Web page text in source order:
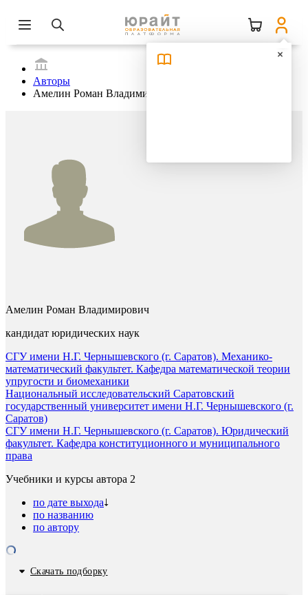
Авторы
Амелин Роман Владимирович
Амелин Роман Владимирович
кандидат юридических наук
СГУ имени Н.Г. Чернышевского (г. Саратов). Механико-
математический факультет. Кафедра математической теории
упругости и биомеханики
Национальный исследовательский Саратовский
государственный университет имени Н.Г. Чернышевского (г.
Саратов)
СГУ имени Н.Г. Чернышевского (г. Саратов). Юридический
факультет. Кафедра конституционного и муниципального
права
Учебники и курсы автора 2
по дате выхода
по названию
по автору
Скачать подборку